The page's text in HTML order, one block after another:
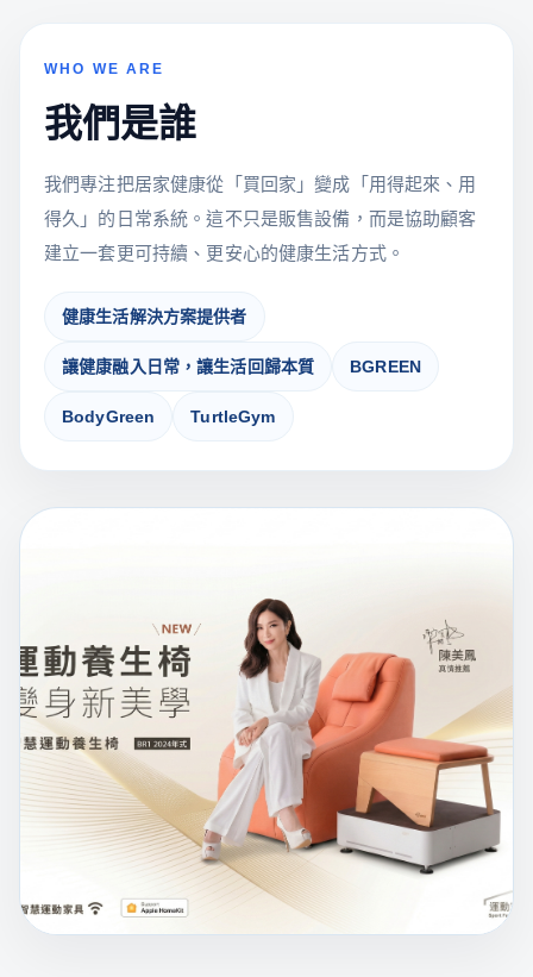
WHO WE ARE
我們是誰
我們專注把居家健康從「買回家」變成「用得起來、用
得久」的日常系統。這不只是販售設備，而是協助顧客
建立一套更可持續、更安心的健康生活方式。
健康生活解決方案提供者
讓健康融入日常，讓生活回歸本質 BGREEN
BodyGreen TurtleGym